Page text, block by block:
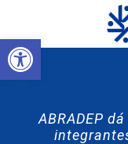
Abrir a barra de ferramentas
ABRADEP